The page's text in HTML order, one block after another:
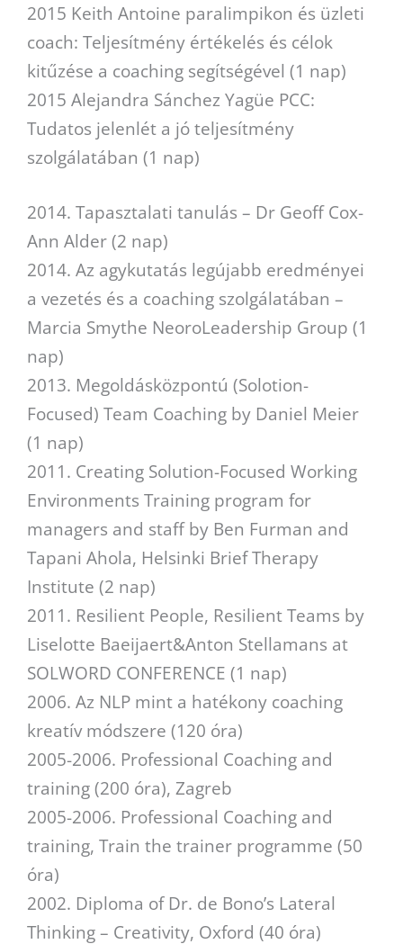
2015 Keith Antoine paralimpikon és üzleti
coach: Teljesítmény értékelés és célok
kitűzése a coaching segítségével (1 nap)
2015 Alejandra Sánchez Yagüe PCC:
Tudatos jelenlét a jó teljesítmény
szolgálatában (1 nap)
2014. Tapasztalati tanulás – Dr Geoff Cox-
Ann Alder (2 nap)
2014. Az agykutatás legújabb eredményei
a vezetés és a coaching szolgálatában –
Marcia Smythe NeoroLeadership Group (1
nap)
2013. Megoldásközpontú (Solotion-
Focused) Team Coaching by Daniel Meier
(1 nap)
2011. Creating Solution-Focused Working
Environments Training program for
managers and staff by Ben Furman and
Tapani Ahola, Helsinki Brief Therapy
Institute (2 nap)
2011. Resilient People, Resilient Teams by
Liselotte Baeijaert&Anton Stellamans at
SOLWORD CONFERENCE (1 nap)
2006. Az NLP mint a hatékony coaching
kreatív módszere (120 óra)
2005-2006. Professional Coaching and
training (200 óra), Zagreb
2005-2006. Professional Coaching and
training, Train the trainer programme (50
óra)
2002. Diploma of Dr. de Bono’s Lateral
Thinking – Creativity, Oxford (40 óra)